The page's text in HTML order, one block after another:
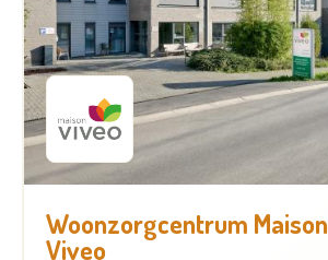
Woonzorgcentrum Maison
Viveo